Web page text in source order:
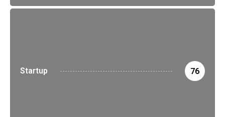
Startup 76